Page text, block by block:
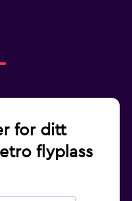
for ditt
flyplass